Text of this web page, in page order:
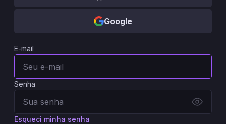
Google
E-mail
Senha
Esqueci minha senha